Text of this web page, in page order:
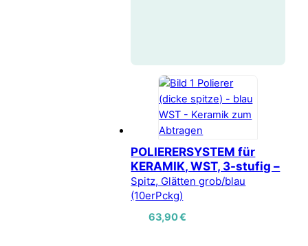
POLIERERSYSTEM für
KERAMIK, WST, 3-stufig –
Spitz, Glätten grob/blau
(10erPckg)
63,90€